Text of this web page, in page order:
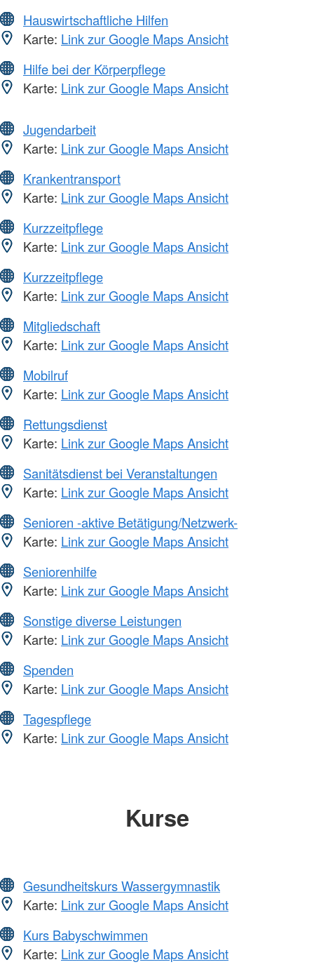
Hauswirtschaftliche Hilfen
Karte: Link zur Google Maps Ansicht
Hilfe bei der Körperpflege
Karte: Link zur Google Maps Ansicht
Jugendarbeit
Karte: Link zur Google Maps Ansicht
Krankentransport
Karte: Link zur Google Maps Ansicht
Kurzzeitpflege
Karte: Link zur Google Maps Ansicht
Kurzzeitpflege
Karte: Link zur Google Maps Ansicht
Mitgliedschaft
Karte: Link zur Google Maps Ansicht
Mobilruf
Karte: Link zur Google Maps Ansicht
Rettungsdienst
Karte: Link zur Google Maps Ansicht
Sanitätsdienst bei Veranstaltungen
Karte: Link zur Google Maps Ansicht
Senioren -aktive Betätigung/Netzwerk-
Karte: Link zur Google Maps Ansicht
Seniorenhilfe
Karte: Link zur Google Maps Ansicht
Sonstige diverse Leistungen
Karte: Link zur Google Maps Ansicht
Spenden
Karte: Link zur Google Maps Ansicht
Tagespflege
Karte: Link zur Google Maps Ansicht
Kurse
Gesundheitskurs Wassergymnastik
Karte: Link zur Google Maps Ansicht
Kurs Babyschwimmen
Karte: Link zur Google Maps Ansicht